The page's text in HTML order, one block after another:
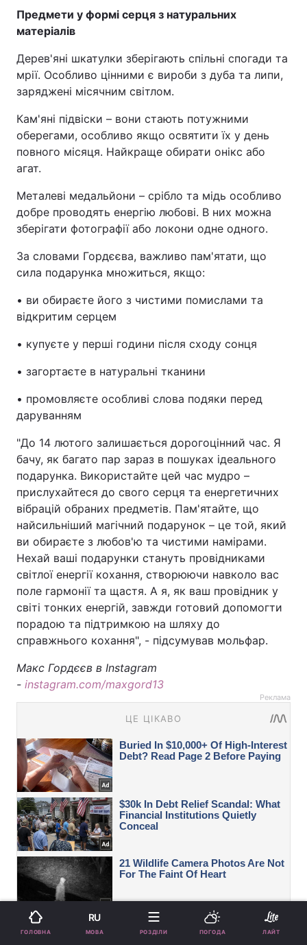
Предмети у формі серця з натуральних
матеріалів
Дерев'яні шкатулки зберігають спільні спогади та
мрії. Особливо цінними є вироби з дуба та липи,
заряджені місячним світлом.
Кам'яні підвіски – вони стають потужними
оберегами, особливо якщо освятити їх у день
повного місяця. Найкраще обирати онікс або
агат.
Металеві медальйони – срібло та мідь особливо
добре проводять енергію любові. В них можна
зберігати фотографії або локони одне одного.
За словами Гордєєва, важливо пам'ятати, що
сила подарунка множиться, якщо:
• ви обираєте його з чистими помислами та
відкритим серцем
• купуєте у перші години після сходу сонця
• загортаєте в натуральні тканини
• промовляєте особливі слова подяки перед
даруванням
"До 14 лютого залишається дорогоцінний час. Я
бачу, як багато пар зараз в пошуках ідеального
подарунка. Використайте цей час мудро –
прислухайтеся до свого серця та енергетичних
вібрацій обраних предметів. Пам'ятайте, що
найсильніший магічний подарунок – це той, який
ви обираєте з любов'ю та чистими намірами.
Нехай ваші подарунки стануть провідниками
світлої енергії кохання, створюючи навколо вас
поле гармонії та щастя. А я, як ваш провідник у
світі тонких енергій, завжди готовий допомогти
порадою та підтримкою на шляху до
справжнього кохання", - підсумував мольфар.
Макс Гордєєв в Instagram
- instagram.com/maxgord13
Реклама
ГОЛОВНА
RU
МОВА РОЗДІЛИ ПОГОДА ЛАЙТ